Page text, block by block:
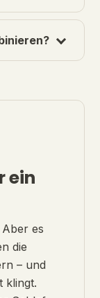
ein
es
die
– und
klingt.